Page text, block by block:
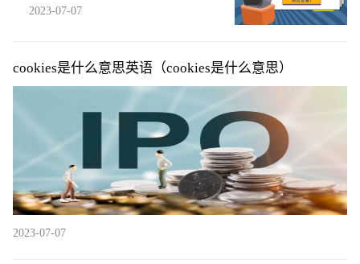
2023-07-07
cookies是什么意思英语（cookies是什么意思）
2023-07-07